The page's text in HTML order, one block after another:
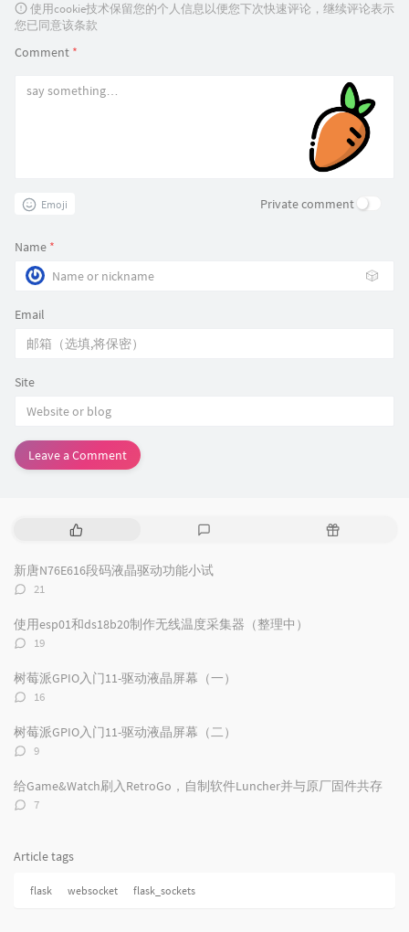
使用cookie技术保留您的个人信息以便您下次快速评论，继续评论表示
您已同意该条款
Comment *
Emoji Private comment
Name *
🎲
Email
Site
Leave a Comment
P
p
u
a
r
c
s
t
e
t
m
n
R
新唐N76E616段码液晶驱动功能小试
评
数：
21
使用esp01和ds18b20制作无线温度采集器（整理中）
评
数：
19
树莓派GPIO入门11-驱动液晶屏幕（一）
评
数：
16
树莓派GPIO入门11-驱动液晶屏幕（二）
评
数：
9
给Game&Watch刷入RetroGo，自制软件Luncher并与原厂固件共存
评
7
Article tags
flask websocket flask_sockets